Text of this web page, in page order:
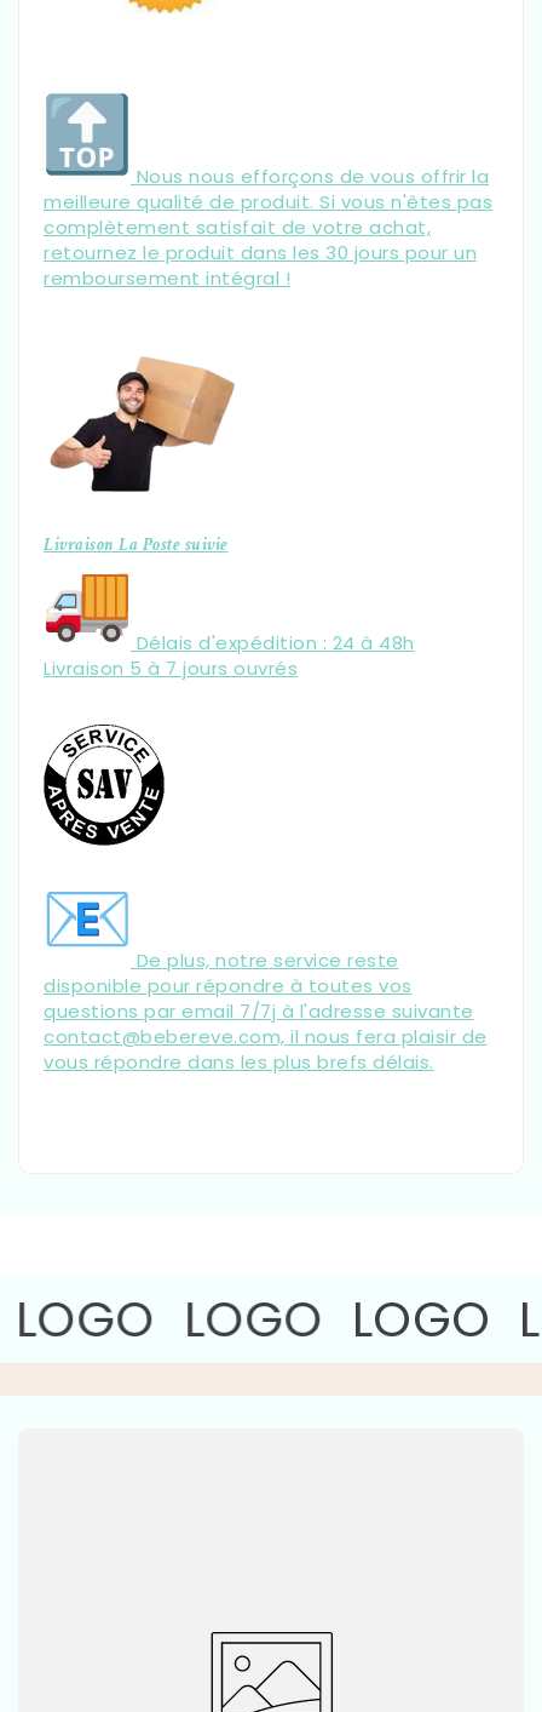
Nous nous efforçons de vous offrir la
meilleure qualité de produit. Si vous n'êtes pas
complètement satisfait de votre achat,
retournez le produit dans les 30 jours pour un
remboursement intégral !
Livraison La Poste suivie
Délais d'expédition : 24 à 48h
Livraison 5 à 7 jours ouvrés
De plus, notre service reste
disponible pour répondre à toutes vos
questions par email 7/7j à l'adresse suivante
contact@bebereve.com, il nous fera plaisir de
vous répondre dans les plus brefs délais.
LOGO LOGO LOGO